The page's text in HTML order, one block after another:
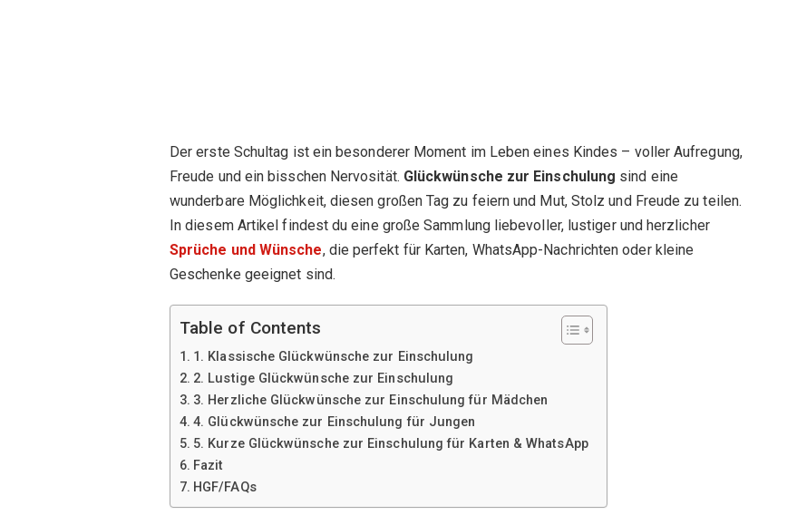
Der erste Schultag ist ein besonderer Moment im Leben eines Kindes – voller Aufregung,
Freude und ein bisschen Nervosität. Glückwünsche zur Einschulung sind eine
wunderbare Möglichkeit, diesen großen Tag zu feiern und Mut, Stolz und Freude zu teilen.
In diesem Artikel findest du eine große Sammlung liebevoller, lustiger und herzlicher
Sprüche und Wünsche, die perfekt für Karten, WhatsApp-Nachrichten oder kleine
Geschenke geeignet sind.
Table of Contents
1. Klassische Glückwünsche zur Einschulung
2. Lustige Glückwünsche zur Einschulung
3. Herzliche Glückwünsche zur Einschulung für Mädchen
4. Glückwünsche zur Einschulung für Jungen
5. Kurze Glückwünsche zur Einschulung für Karten & WhatsApp
Fazit
HGF/FAQs